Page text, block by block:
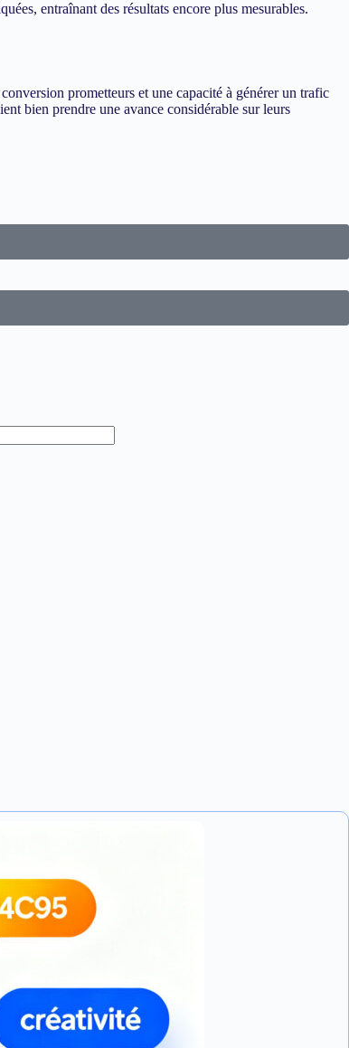
entraînant des résultats encore plus mesurables.
prometteurs et une capacité à générer un trafic
bien prendre une avance considérable sur leurs